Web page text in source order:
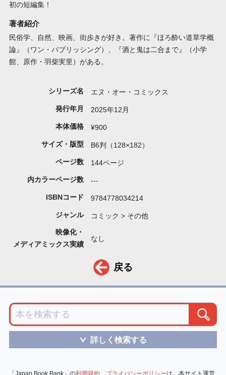
初の短編集！
著者紹介
民俗学、自然、映画、街歩きが好き。著作に『ほろ酔い道草学概
論』（ワン・パブリッシング）、『酒と鬼は二合まで』（小学
館、原作・羽柴実里）がある。
シリーズ名 エヌ・オー・コミックス
発行年月 2025年12月
本体価格 ¥900
サイズ・版型 B6判（128×182）
ページ数 144ページ
内カラーページ数 ---
ISBNコード 9784778034214
ジャンル コミック > その他
映像化・
メディアミックス実績
なし
戻る
＞ 詳しく検索する
「Japan Book Bank」の利用規約、 プライバシーポリシーは、本サイト運営